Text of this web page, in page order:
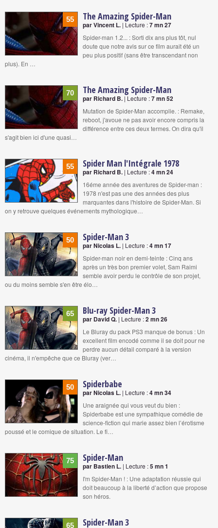
55 The Amazing Spider-Man
par Vincent L. | Lecture :7 mn 27
Spider-man 1.2... : Sorti dix ans plus tôt, nul
doute que notre avis sur ce film aurait été un
peu plus positif (sans être transcendant non
plus). En …
70 The Amazing Spider-Man
par Richard B. | Lecture :7 mn 52
Mutation de Spider-Man accomplie. : Remake,
reboot, j'avoue ne pas avoir encore compris la
différence entre ces deux termes. On dira qu'il
s'agit bien ici d'une quasi…
55 Spider Man l'Intégrale 1978
par Richard B. | Lecture :4 mn 24
16éme année des aventures de Spider-man :
1978 n'est pas une des années des plus
marquantes dans l'histoire de Spider-Man. Si
on y retrouve quelques événements mythologique…
50 Spider-Man 3
par Nicolas L. | Lecture :4 mn 17
Spider-man noir en demi-teinte : Cinq ans
après un très bon premier volet, Sam Raimi
semble avoir perdu le contrôle de son projet,
ou du moins semble s'en être élo…
65 Blu-ray Spider-Man 3
par David Q. | Lecture :2 mn 26
Le Bluray du pack PS3 manque de bonus : Un
excellent film encodé comme il se doit pour ne
perdre aucun détail comparé à la version
cinéma, il n'empêche que ce Bluray (ver…
50 Spiderbabe
par Nicolas L. | Lecture :4 mn 34
Une araignée qui vous veut du bien :
Spiderbabe est une sympathique comédie de
science-fiction qui marie assez bien l’érotisme
poussé et le comique de situation. Le fi…
75 Spider-Man
par Bastien L. | Lecture :5 mn 1
I'm Spider-Man ! : Une adaptation réussie qui
doit beaucoup à la liberté d’action que propose
son héros.
65 Spider-Man 3